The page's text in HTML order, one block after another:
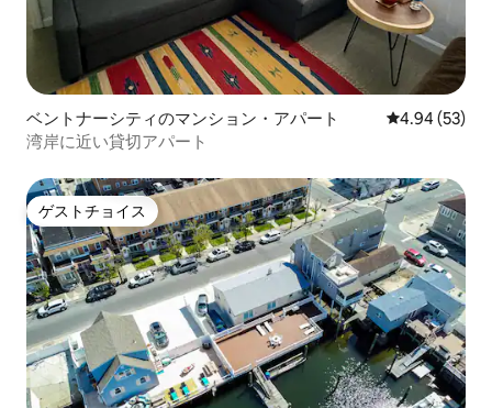
ベントナーシティのマンション・アパート レビュー53
4.94 (53)
湾岸に近い貸切アパート
ゲストチョイス
ゲストチョイス